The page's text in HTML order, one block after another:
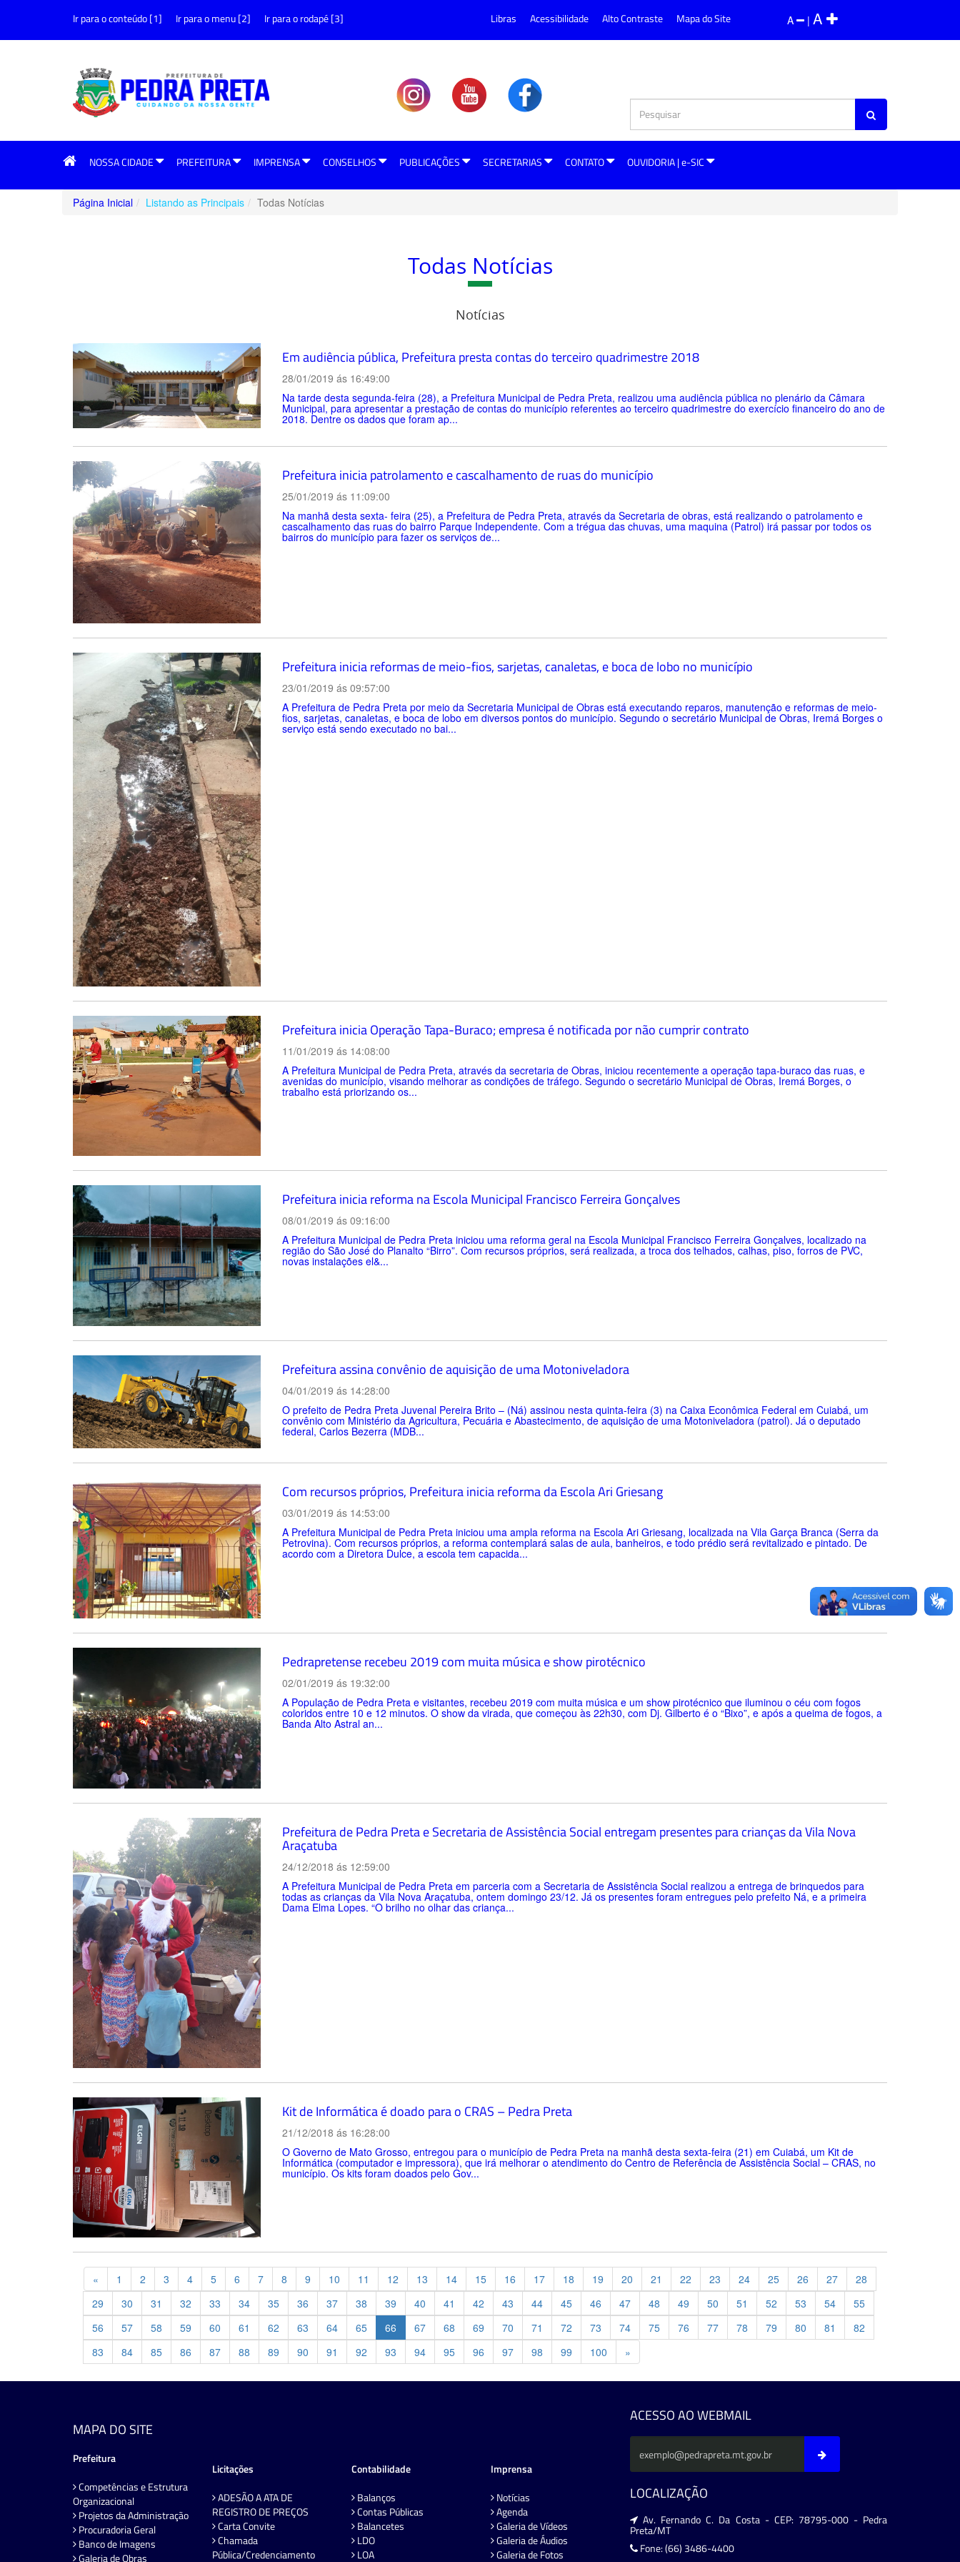
Ir para o conteúdo [1] Ir para o menu [2] Ir para o rodapé [3] A | A
Libras Acessibilidade Alto Contraste Mapa do Site
NOSSA CIDADE PREFEITURA IMPRENSA CONSELHOS PUBLICAÇÕES SECRETARIAS CONTATO OUVIDORIA | e-SIC
Página Inicial Listando as Principais Todas Notícias
Todas Notícias
Notícias
Em audiência pública, Prefeitura presta contas do terceiro quadrimestre 2018
28/01/2019 ás 16:49:00
Na tarde desta segunda-feira (28), a Prefeitura Municipal de Pedra Preta, realizou uma audiência pública no plenário da Câmara
Municipal, para apresentar a prestação de contas do município referentes ao terceiro quadrimestre do exercício financeiro do ano de
2018. Dentre os dados que foram ap...
Prefeitura inicia patrolamento e cascalhamento de ruas do município
25/01/2019 ás 11:09:00
Na manhã desta sexta- feira (25), a Prefeitura de Pedra Preta, através da Secretaria de obras, está realizando o patrolamento e
cascalhamento das ruas do bairro Parque Independente. Com a trégua das chuvas, uma maquina (Patrol) irá passar por todos os
bairros do município para fazer os serviços de...
Prefeitura inicia reformas de meio-fios, sarjetas, canaletas, e boca de lobo no município
23/01/2019 ás 09:57:00
A Prefeitura de Pedra Preta por meio da Secretaria Municipal de Obras está executando reparos, manutenção e reformas de meio-
fios, sarjetas, canaletas, e boca de lobo em diversos pontos do município. Segundo o secretário Municipal de Obras, Iremá Borges o
serviço está sendo executado no bai...
Prefeitura inicia Operação Tapa-Buraco; empresa é notificada por não cumprir contrato
11/01/2019 ás 14:08:00
A Prefeitura Municipal de Pedra Preta, através da secretaria de Obras, iniciou recentemente a operação tapa-buraco das ruas, e
avenidas do município, visando melhorar as condições de tráfego. Segundo o secretário Municipal de Obras, Iremá Borges, o
trabalho está priorizando os...
Prefeitura inicia reforma na Escola Municipal Francisco Ferreira Gonçalves
08/01/2019 ás 09:16:00
A Prefeitura Municipal de Pedra Preta iniciou uma reforma geral na Escola Municipal Francisco Ferreira Gonçalves, localizado na
região do São José do Planalto “Birro”. Com recursos próprios, será realizada, a troca dos telhados, calhas, piso, forros de PVC,
novas instalações el&...
Prefeitura assina convênio de aquisição de uma Motoniveladora
04/01/2019 ás 14:28:00
O prefeito de Pedra Preta Juvenal Pereira Brito – (Ná) assinou nesta quinta-feira (3) na Caixa Econômica Federal em Cuiabá, um
convênio com Ministério da Agricultura, Pecuária e Abastecimento, de aquisição de uma Motoniveladora (patrol). Já o deputado
federal, Carlos Bezerra (MDB...
Com recursos próprios, Prefeitura inicia reforma da Escola Ari Griesang
03/01/2019 ás 14:53:00
A Prefeitura Municipal de Pedra Preta iniciou uma ampla reforma na Escola Ari Griesang, localizada na Vila Garça Branca (Serra da
Petrovina). Com recursos próprios, a reforma contemplará salas de aula, banheiros, e todo prédio será revitalizado e pintado. De
acordo com a Diretora Dulce, a escola tem capacida...
Pedrapretense recebeu 2019 com muita música e show pirotécnico
02/01/2019 ás 19:32:00
A População de Pedra Preta e visitantes, recebeu 2019 com muita música e um show pirotécnico que iluminou o céu com fogos
coloridos entre 10 e 12 minutos. O show da virada, que começou às 22h30, com Dj. Gilberto é o “Bixo”, e após a queima de fogos, a
Banda Alto Astral an...
Prefeitura de Pedra Preta e Secretaria de Assistência Social entregam presentes para crianças da Vila Nova
Araçatuba
24/12/2018 ás 12:59:00
A Prefeitura Municipal de Pedra Preta em parceria com a Secretaria de Assistência Social realizou a entrega de brinquedos para
todas as crianças da Vila Nova Araçatuba, ontem domingo 23/12. Já os presentes foram entregues pelo prefeito Ná, e a primeira
Dama Elma Lopes. “O brilho no olhar das criança...
Kit de Informática é doado para o CRAS – Pedra Preta
21/12/2018 ás 16:28:00
O Governo de Mato Grosso, entregou para o município de Pedra Preta na manhã desta sexta-feira (21) em Cuiabá, um Kit de
Informática (computador e impressora), que irá melhorar o atendimento do Centro de Referência de Assistência Social – CRAS, no
município. Os kits foram doados pelo Gov...
« Previous
1 2 3 4 5 6 7 8 9 10 11 12 13 14 15 16 17 18 19 20 21 22 23 24 25 26 27
28
29
30 31 32 33 34 35 36 37 38 39 40 41 42 43 44 45 46 47 48 49 50 51 52 53 54
55
56
57 58 59 60 61 62 63 64 65 66 67 68 69 70 71 72 73 74 75 76 77 78 79 80 81
82
83
84 85 86 87 88 89 90 91 92 93 94 95 96 97 98 99 100 »
MAPA DO SITE
Prefeitura
Competências e Estrutura
Organizacional
Projetos da Administração
Procuradoria Geral
Banco de Imagens
Galeria de Obras
Licitações
ADESÃO A ATA DE
REGISTRO DE PREÇOS
Carta Convite
Chamada
Pública/Credenciamento
Contabilidade
Balanços
Contas Públicas
Balancetes
LDO
LOA
Imprensa
Notícias
Agenda
Galeria de Vídeos
Galeria de Áudios
Galeria de Fotos
ACESSO AO WEBMAIL
LOCALIZAÇÃO
Av. Fernando C. Da Costa - CEP: 78795-000 - Pedra
Preta/MT
Fone: (66) 3486-4400